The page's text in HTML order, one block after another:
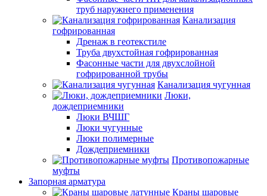
труб наружнего применения
Канализация
гофрированная
Дренаж в геотекстиле
Труба двухстойная гофрированная
Фасонные части для двухслойной
гофрированной трубы
Канализация чугунная
Люки,
дождеприемники
Люки ВЧШГ
Люки чугунные
Люки полимерные
Дождеприемники
Противопожарные
муфты
Запорная арматура
Краны шаровые